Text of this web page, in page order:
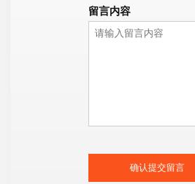
留言内容
确认提交留言